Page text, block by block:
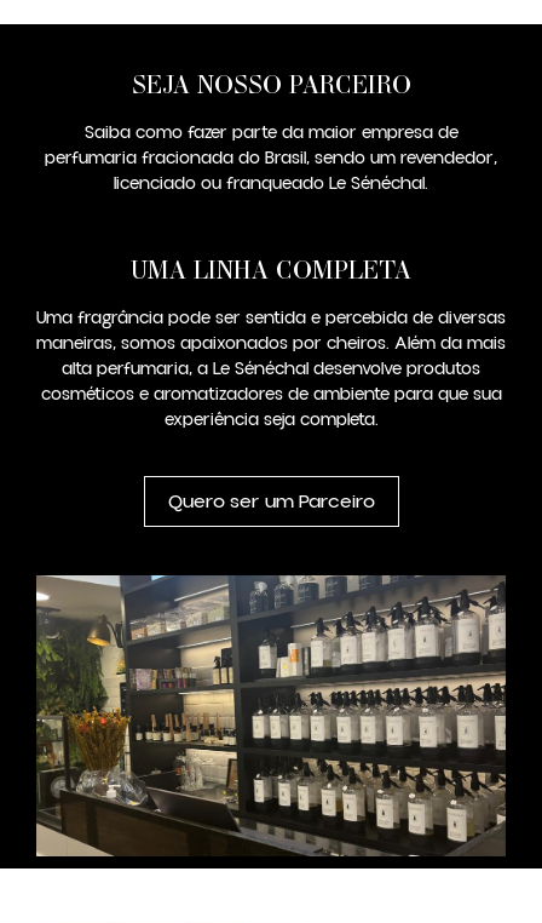
SEJA NOSSO PARCEIRO
Saiba como fazer parte da maior empresa de
perfumaria fracionada do Brasil, sendo um revendedor,
licenciado ou franqueado Le Sénéchal.
UMA LINHA COMPLETA
Uma fragrância pode ser sentida e percebida de diversas
maneiras, somos apaixonados por cheiros. Além da mais
alta perfumaria, a Le Sénéchal desenvolve produtos
cosméticos e aromatizadores de ambiente para que sua
experiência seja completa.
Quero ser um Parceiro